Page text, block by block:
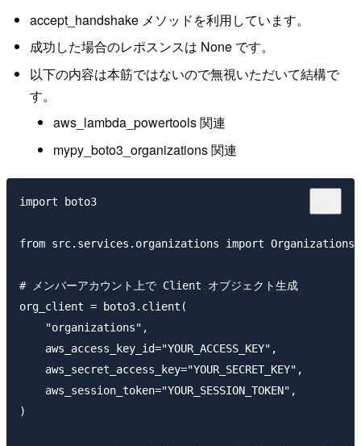
accept_handshake メソッドを利用しています。
成功した場合のレポスンスは None です。
以下の内容は本筋ではないので無視いただいて結構で
す。
aws_lambda_powertools 関連
mypy_boto3_organizations 関連
import boto3
from src.services.organizations import
# メンバーアカウント上で Client オブジェクト生成
org_client = boto3.client(
    "organizations",
    aws_access_key_id="YOUR_ACCESS_KEY",
    aws_secret_access_key="YOUR_SECRET_KEY",
    aws_session_token="YOUR_SESSION_TOKEN",
)